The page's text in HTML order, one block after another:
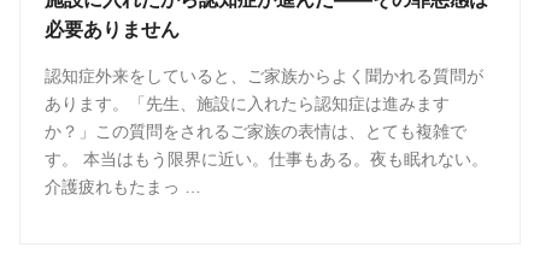
必要ありません
認知症外来をしていると、ご家族からよく聞かれる質問が
あります。「先生、施設に入れたら認知症は進みます
か？」この質問をされるご家族の表情は、とても複雑で
す。 本当はもう限界に近い。仕事もある。夜も眠れない。
介護疲れもたまっ …